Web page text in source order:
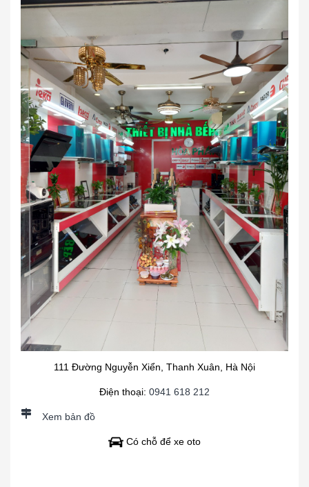
111 Đường Nguyễn Xiển, Thanh Xuân, Hà Nội
Điện thoại: 0941 618 212
Xem bản đồ
Có chỗ để xe oto